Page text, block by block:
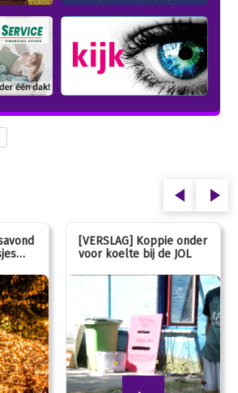
[VERSLAG] Koppie onder
voor koelte bij de JOL